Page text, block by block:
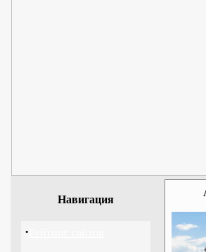
Навигация
·